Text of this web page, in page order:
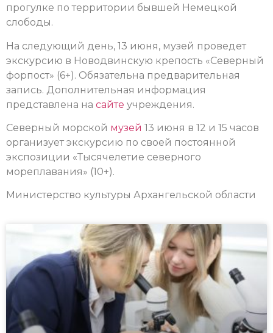
прогулке по территории бывшей Немецкой
слободы.
На следующий день, 13 июня, музей проведет
экскурсию в Новодвинскую крепость «Северный
форпост» (6+). Обязательна предварительная
запись. Дополнительная информация
представлена на сайте учреждения.
Северный морской музей 13 июня в 12 и 15 часов
организует экскурсию по своей постоянной
экспозиции «Тысячелетие северного
мореплавания» (10+).
Министерство культуры Архангельской области